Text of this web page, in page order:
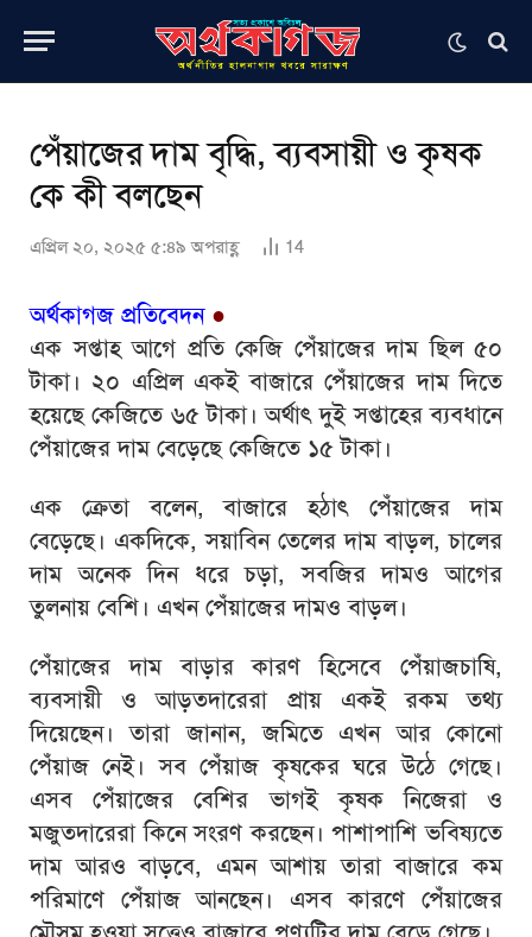
পেঁয়াজের দাম বৃদ্ধি, ব্যবসায়ী ও কৃষক
কে কী বলছেন
এপ্রিল ২০, ২০২৫ ৫:৪৯ অপরাহ্ণ 14
অর্থকাগজ প্রতিবেদন●
এক সপ্তাহ আগে প্রতি কেজি পেঁয়াজের দাম ছিল ৫০
টাকা। ২০ এপ্রিল একই বাজারে পেঁয়াজের দাম দিতে
হয়েছে কেজিতে ৬৫ টাকা। অর্থাৎ দুই সপ্তাহের ব্যবধানে
পেঁয়াজের দাম বেড়েছে কেজিতে ১৫ টাকা।
এক ক্রেতা বলেন, বাজারে হঠাৎ পেঁয়াজের দাম
বেড়েছে। একদিকে, সয়াবিন তেলের দাম বাড়ল, চালের
দাম অনেক দিন ধরে চড়া, সবজির দামও আগের
তুলনায় বেশি। এখন পেঁয়াজের দামও বাড়ল।
পেঁয়াজের দাম বাড়ার কারণ হিসেবে পেঁয়াজচাষি,
ব্যবসায়ী ও আড়তদারেরা প্রায় একই রকম তথ্য
দিয়েছেন। তারা জানান, জমিতে এখন আর কোনো
পেঁয়াজ নেই। সব পেঁয়াজ কৃষকের ঘরে উঠে গেছে।
এসব পেঁয়াজের বেশির ভাগই কৃষক নিজেরা ও
মজুতদারেরা কিনে সংরণ করছেন। পাশাপাশি ভবিষ্যতে
দাম আরও বাড়বে, এমন আশায় তারা বাজারে কম
পরিমাণে পেঁয়াজ আনছেন। এসব কারণে পেঁয়াজের